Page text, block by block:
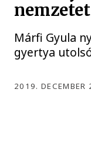
Márfi Gyula
gyertya
2019.